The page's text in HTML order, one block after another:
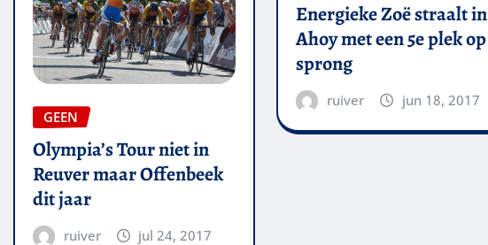
GEEN
Olympia’s Tour niet in
Reuver maar Offenbeek
dit jaar
ruiver jul 24, 2017
Energieke Zoë straalt in
Ahoy met een 5e plek op
sprong
ruiver
jun 18, 2017